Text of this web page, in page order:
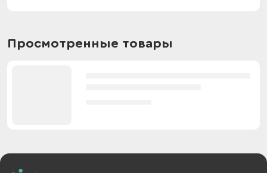
Просмотренные товары